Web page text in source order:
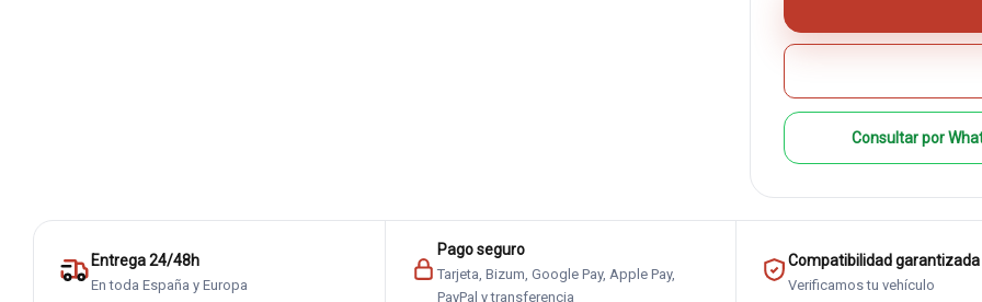
Consultar por
Entrega 24/48h
En toda España y Europa
Pago seguro
Tarjeta, Bizum, Google Pay, Apple Pay,
PayPal y transferencia
Compatibilidad garantizada
Verificamos tu vehículo